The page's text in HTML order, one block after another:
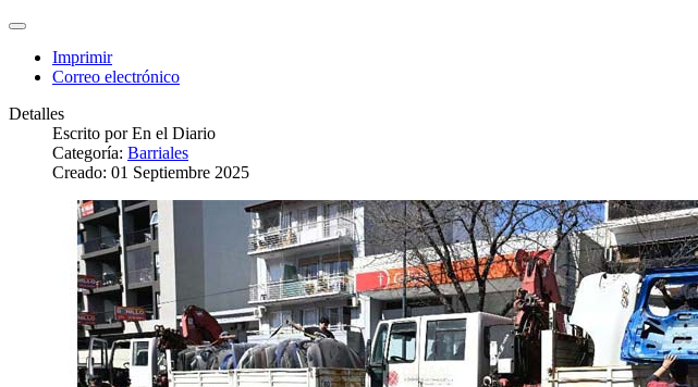
Imprimir
Correo electrónico
Detalles
Escrito porEn el Diario
Categoría: Barriales
Creado: 01 Septiembre 2025